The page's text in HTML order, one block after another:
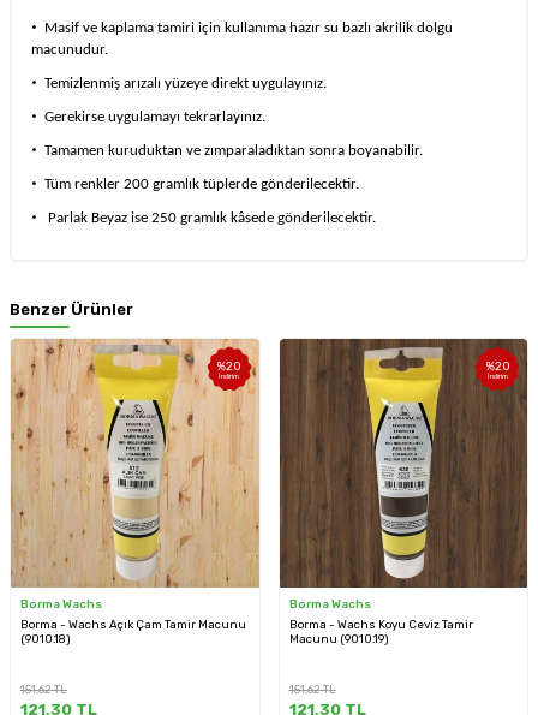
·
Masif ve kaplama tamiri için kullanıma hazır su bazlı akrilik dolgu
macunudur.
· Temizlenmiş arızalı yüzeye direkt uygulayınız.
· Gerekirse uygulamayı tekrarlayınız.
· Tamamen kuruduktan ve zımparaladıktan sonra boyanabilir.
· Tüm renkler 200 gramlık tüplerde gönderilecektir.
· Parlak Beyaz ise 250 gramlık kâsede gönderilecektir.
Benzer Ürünler
%20
İndirim
Borma Wachs
Borma - Wachs Açık Çam Tamir Macunu
(9010.18)
151,62TL
121,30 TL
%20
İndirim
Borma Wachs
Borma - Wachs Koyu Ceviz Tamir
Macunu (9010.19)
151,62TL
121,30TL